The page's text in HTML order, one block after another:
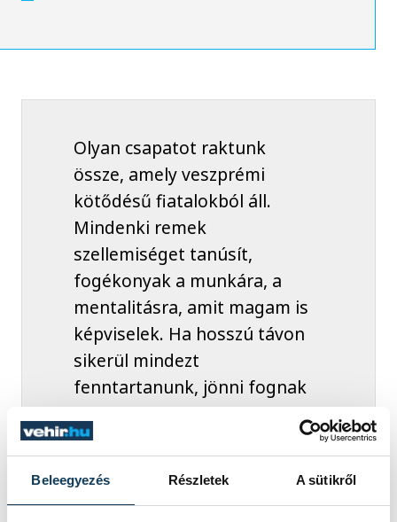
Beleegyezés Részletek A sütikről
Olyan csapatot raktunk
össze, amely veszprémi
kötődésű fiatalokból áll.
Mindenki remek
szellemiséget tanúsít,
fogékonyak a munkára, a
mentalitásra, amit magam is
képviselek. Ha hosszú távon
sikerül mindezt
fenntartanunk, jönni fognak
az eredmények!
– hangsúlyozta a vezetőedző, aki zárásként